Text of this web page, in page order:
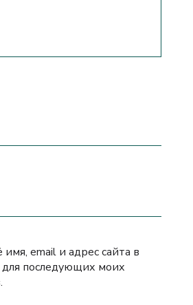
email и адрес сайта в
последующих моих